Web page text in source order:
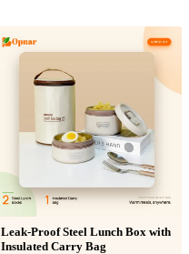
Leak-Proof Steel Lunch Box with
Insulated Carry Bag